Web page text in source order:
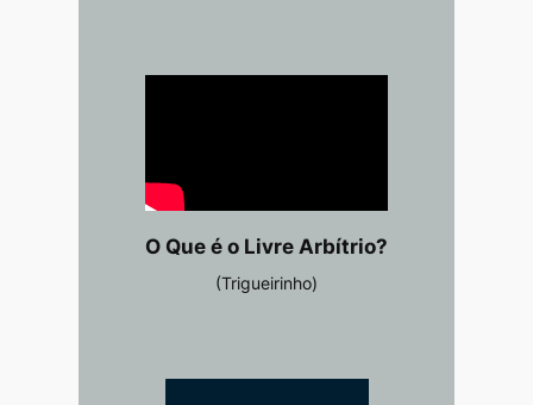
O Que é o Livre Arbítrio?
(Trigueirinho)